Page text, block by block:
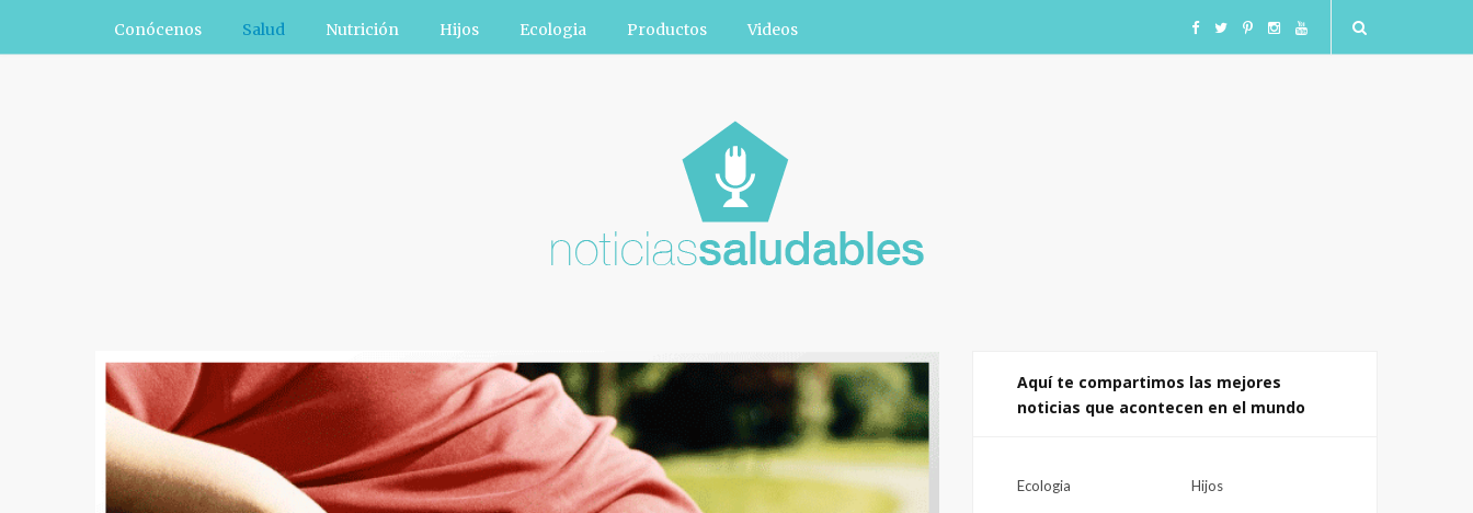
Conócenos Salud Nutrición Hijos Ecologia Productos Videos F
k
T I
a
I
a
Y
Aquí te compartimos las mejores
noticias que acontecen en el mundo
Ecologia Hijos